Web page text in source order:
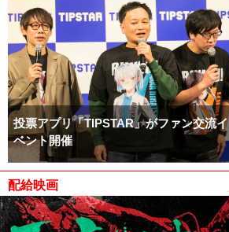
投票アプリ「TIPSTAR」がファン交流イ
ベント開催
配給映画